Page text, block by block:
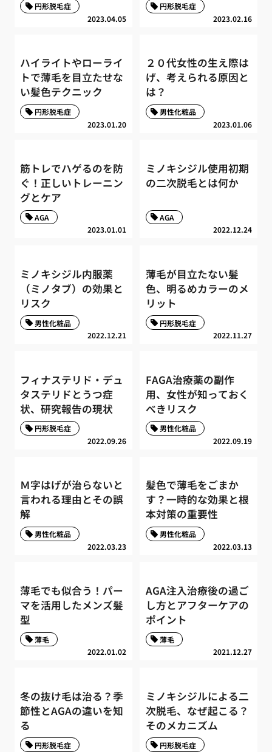
2023.04.05
円形脱毛症
2023.02.16
円形脱毛症
ハイライトやローライ
トで薄毛を目立たせな
い髪色テクニック
2023.01.20
円形脱毛症
２０代女性の生え際は
げ、考えられる原因と
は？
2023.01.06
男性化粧品
筋トレでハゲるのを防
ぐ！正しいトレーニン
グとケア
2023.01.01
AGA
ミノキシジル使用初期
の二次脱毛とは何か
2022.12.24
AGA
ミノキシジル内服薬
（ミノタブ）の効果と
リスク
2022.12.21
男性化粧品
薄毛が目立たない髪
色、明るめカラーのメ
リット
2022.11.27
円形脱毛症
フィナステリド・デュ
タステリドとうつ症
状、研究報告の現状
2022.09.26
円形脱毛症
FAGA治療薬の副作
用、女性が知っておく
べきリスク
2022.09.19
男性化粧品
Ｍ字はげが治らないと
言われる理由とその誤
解
2022.03.23
男性化粧品
髪色で薄毛をごまか
す？一時的な効果と根
本対策の重要性
2022.03.13
男性化粧品
薄毛でも似合う！パー
マを活用したメンズ髪
型
2022.01.02
薄毛
AGA注入治療後の過ご
し方とアフターケアの
ポイント
2021.12.27
薄毛
冬の抜け毛は治る？季
節性とAGAの違いを知
る
円形脱毛症
ミノキシジルによる二
次脱毛、なぜ起こる？
そのメカニズム
円形脱毛症